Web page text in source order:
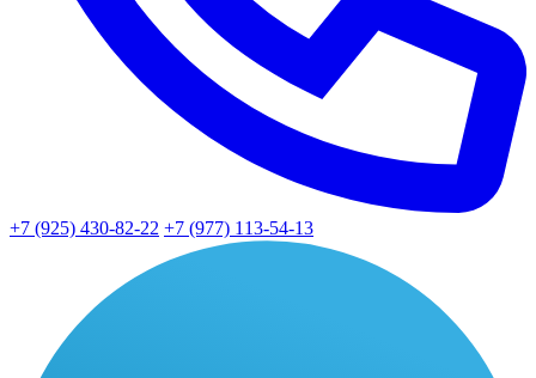
+7 (925) 430-82-22 +7 (977) 113-54-13